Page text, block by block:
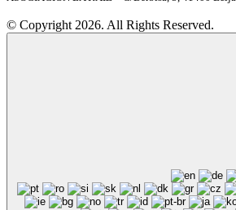
© Copyright 2026. All Rights Reserved.